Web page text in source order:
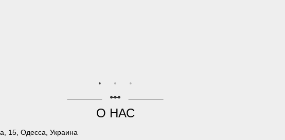
linear_scale
О НАС
15, Одесса, Украина